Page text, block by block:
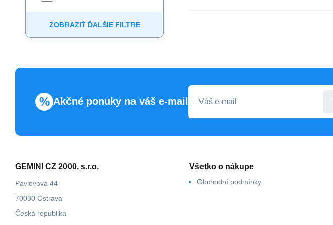
ZOBRAZIŤ ĎALŠIE FILTRE
% Akčné ponuky na váš e-mail
GEMINI CZ 2000, s.r.o.
Pavlovova 44
70030 Ostrava
Česká republika
Všetko o nákupe
Obchodní podmínky